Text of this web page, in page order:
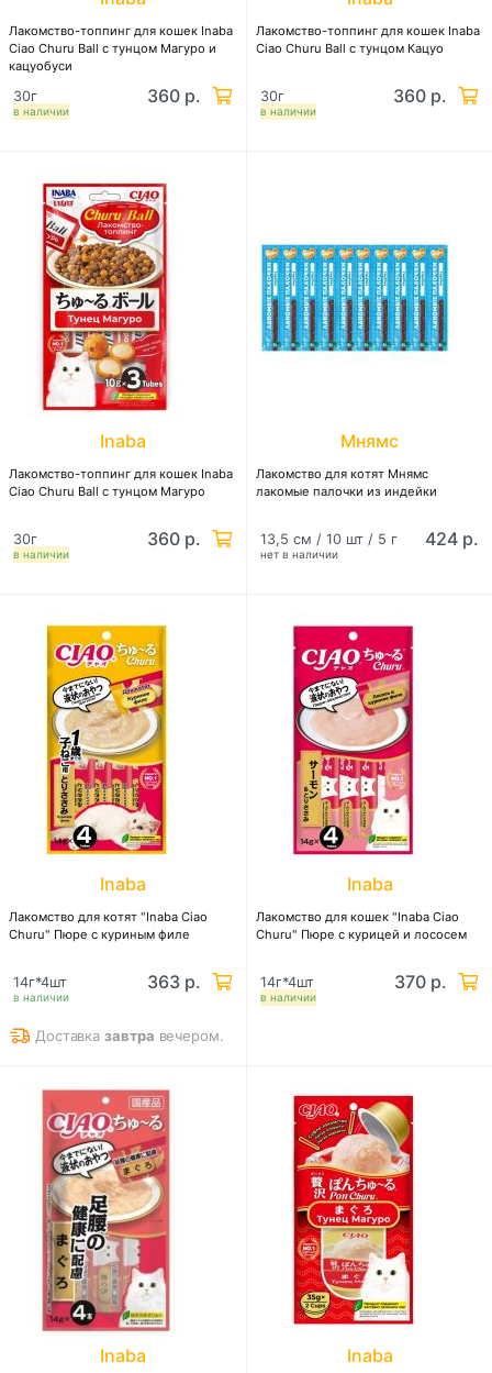
Лакомство-топпинг для кошек Inaba
Ciao Churu Ball с тунцом Магуро и
кацуобуси
в наличии
30г 360 р.
Лакомство-топпинг для кошек Inaba
Ciao Churu Ball с тунцом Кацуо
в наличии
30г 360 р.
Inaba
Лакомство-топпинг для кошек Inaba
Ciao Churu Ball с тунцом Магуро
в наличии
30г 360 р.
Мнямс
Лакомство для котят Мнямс
лакомые палочки из индейки
нет в наличии
13,5 см / 10 шт / 5 г 424 р.
Inaba
Лакомство для котят "Inaba Ciao
Churu" Пюре с куриным филе
в наличии
14г*4шт 363 р.
Доставказавтра вечером.
Inaba
Лакомство для кошек "Inaba Ciao
Churu" Пюре с курицей и лососем
в наличии
14г*4шт 370 р.
Inaba Inaba